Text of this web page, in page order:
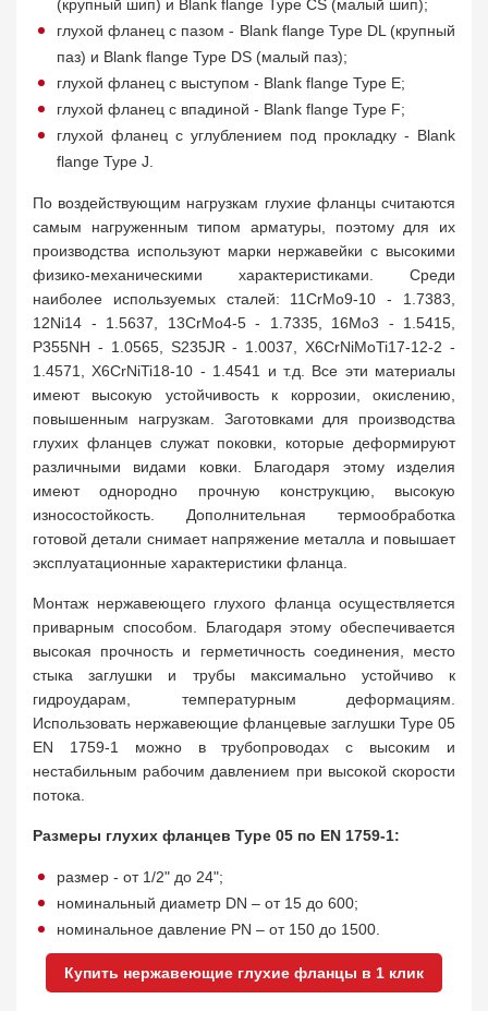
(крупный шип) и Blank flange Type CS (малый шип);
глухой фланец с пазом - Blank flange Type DL (крупный
паз) и Blank flange Type DS (малый паз);
глухой фланец с выступом - Blank flange Type E;
глухой фланец с впадиной - Blank flange Type F;
глухой фланец с углублением под прокладку - Blank
flange Type J.
По воздействующим нагрузкам глухие фланцы считаются
самым нагруженным типом арматуры, поэтому для их
производства используют марки нержавейки с высокими
физико-механическими характеристиками. Среди
наиболее используемых сталей: 11CrMo9-10 - 1.7383,
12Ni14 - 1.5637, 13CrMo4-5 - 1.7335, 16Mo3 - 1.5415,
P355NH - 1.0565, S235JR - 1.0037, X6CrNiMoTi17-12-2 -
1.4571, X6CrNiTi18-10 - 1.4541 и т.д. Все эти материалы
имеют высокую устойчивость к коррозии, окислению,
повышенным нагрузкам. Заготовками для производства
глухих фланцев служат поковки, которые деформируют
различными видами ковки. Благодаря этому изделия
имеют однородно прочную конструкцию, высокую
износостойкость. Дополнительная термообработка
готовой детали снимает напряжение металла и повышает
эксплуатационные характеристики фланца.
Монтаж нержавеющего глухого фланца осуществляется
приварным способом. Благодаря этому обеспечивается
высокая прочность и герметичность соединения, место
стыка заглушки и трубы максимально устойчиво к
гидроударам, температурным деформациям.
Использовать нержавеющие фланцевые заглушки Type 05
EN 1759-1 можно в трубопроводах с высоким и
нестабильным рабочим давлением при высокой скорости
потока.
Размеры глухих фланцев Type 05 по EN 1759-1:
размер - от 1/2" до 24";
номинальный диаметр DN – от 15 до 600;
номинальное давление PN – от 150 до 1500.
Купить нержавеющие глухие фланцы в 1 клик